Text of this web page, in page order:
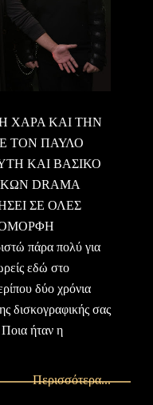
ΧΑΡΑ ΚΑΙ ΤΗΝ
ΤΟΝ ΠΑΥΛΟ
ΚΑΙ ΒΑΣΙΚΟ
DRAMA
ΣΕ ΟΛΕΣ
ΟΜΟΡΦΗ
πάρα πολύ για
εδώ στο
δύο χρόνια
δισκογραφικής σας
ήταν η
Περισσότερα...